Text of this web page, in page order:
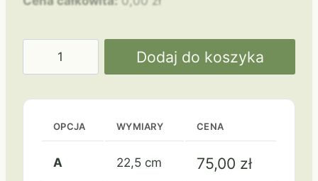
nożna
Dodaj do koszyka
OPCJA WYMIARY CENA
A 22,5 cm 75,00 zł